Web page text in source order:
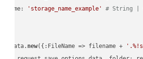
'storage_name_example'
# String |
new({:FileName => filename +